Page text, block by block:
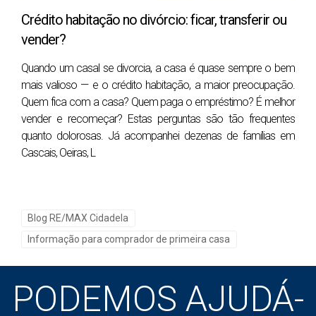
Para quem não tem o valor total disponível para pagar
o imóvel a pronto, o próximo passo é obter uma pré-
aprovação do crédito habitação. Este documento,
emitido pelo banco, indica o montante máximo que
está disposto a emprestar, e ajuda o comprador a
saber até onde pode ir em termos de valor de
aquisição.
está disposto a financiar e ajuda a definir um limite
para as pesquisas.
• Demonstrar Seriedade: Ao apresentar uma pré-
aprovação durante a negociação, o comprador
transmite ao vendedor que possui os recursos
Crédito habitação no divórcio: ficar, transferir ou
vender?
Quando um casal se divorcia, a casa é quase sempre o bem
mais valioso — e o crédito habitação, a maior preocupação.
Quem fica com a casa? Quem paga o empréstimo? É melhor
vender e recomeçar? Estas perguntas são tão frequentes
quanto dolorosas. Já acompanhei dezenas de famílias em
Cascais, Oeiras, L
Blog RE/MAX Cidadela
Informação para comprador de primeira casa
PODEMOS AJUDÁ-